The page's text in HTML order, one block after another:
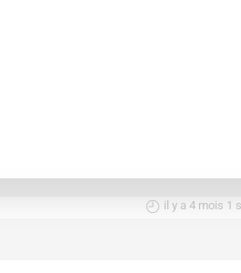
il y a 4 mois 1